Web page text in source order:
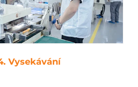
Vysekávání